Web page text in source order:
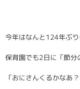
今年はなんと124年ぶり
保育園でも2日に「節
「おにさんくるかなあ